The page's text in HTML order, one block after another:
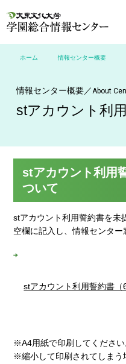
ホーム 情報センター概要
情報センター概要／About
stアカウント利
stアカウント利用
ついて
stアカウント利用誓約書を未
空欄に記入し、情報センター
stアカウント利用誓約書（
※A4用紙で印刷してください
※縮小して印刷されてしまう